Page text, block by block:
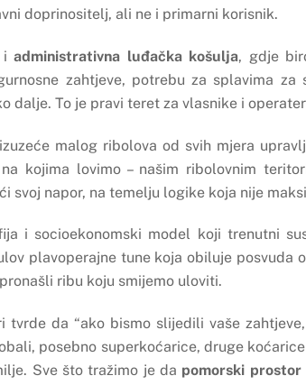
doprinositelj, ali ne i primarni korisnik.
iadministrativna luđačka košulja, gdje
zahtjeve, potrebu za splavima za
dalje. To je pravi teret za vlasnike i
malog ribolova od svih mjera
kojima lovimo – našim ribolovnim
svoj napor, na temelju logike koja nije
i socioekonomski model koji trenutni
plavoperajne tune koja obiluje posvuda
ribu koju smijemo uloviti.
tvrde da “ako bismo slijedili vaše
posebno superkoćarice, druge
Sve što tražimo je da pomorski prostor